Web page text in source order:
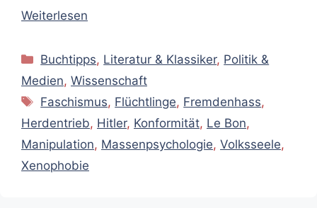
Weiterlesen
Kategorien
Buchtipps, Literatur & Klassiker, Politik &
Medien, Wissenschaft
Schlagwörter
Faschismus, Flüchtlinge, Fremdenhass,
Herdentrieb, Hitler, Konformität, Le Bon,
Manipulation, Massenpsychologie, Volksseele,
Xenophobie